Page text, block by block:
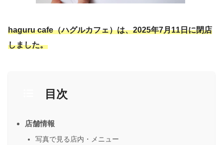
haguru cafe（ハグルカフェ）は、2025年7月11日に閉店
しました。
目次
店舗情報
写真で見る店内・メニュー